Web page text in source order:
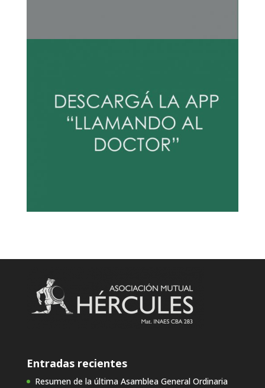
Entradas recientes
Resumen de la última Asamblea General Ordinaria